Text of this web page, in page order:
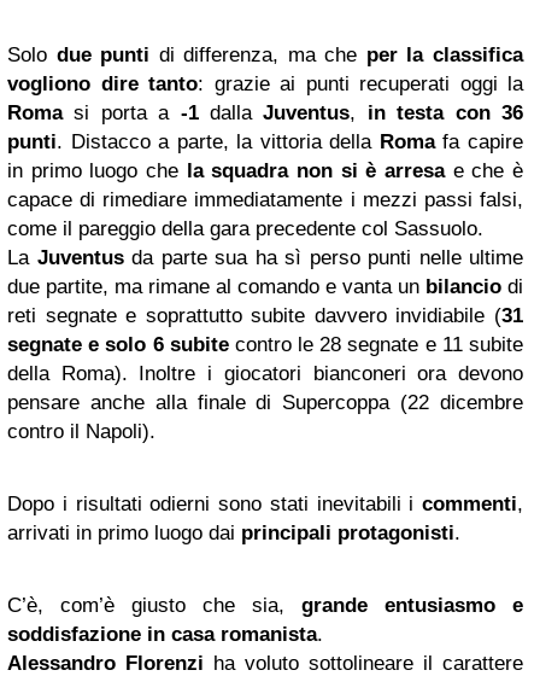
Solo due punti di differenza, ma che per la classifica
vogliono dire tanto: grazie ai punti recuperati oggi la
Romasi porta a -1dallaJuventus, in testa con 36
punti. Distacco a parte, la vittoria della Romafa capire
in primo luogo che la squadra non si è arresae che è
capace di rimediare immediatamente i mezzi passi falsi,
come il pareggio della gara precedente col Sassuolo.
La Juventusda parte sua ha sì perso punti nelle ultime
due partite, ma rimane al comando e vanta un bilancio di
reti segnate e soprattutto subite davvero invidiabile (31
segnate e solo 6 subitecontro le 28 segnate e 11 subite
della Roma). Inoltre i giocatori bianconeri ora devono
pensare anche alla finale di Supercoppa (22 dicembre
contro il Napoli).
Dopo i risultati odierni sono stati inevitabili i commenti,
arrivati in primo luogo dai principali protagonisti.
C’è, com’è giusto che sia, grande entusiasmo e
soddisfazione in casa romanista.
Alessandro Florenzi ha voluto sottolineare il carattere